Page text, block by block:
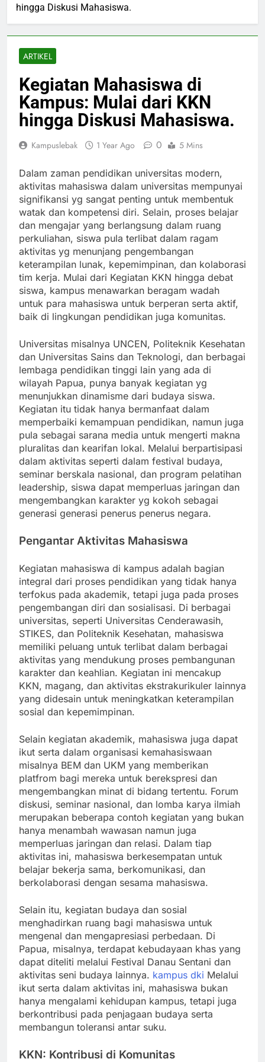
hingga Diskusi Mahasiswa.
ARTIKEL
Kegiatan Mahasiswa di
Kampus: Mulai dari KKN
hingga Diskusi Mahasiswa.
Kampuslebak 1 Year Ago 0 5 Mins
Dalam zaman pendidikan universitas modern,
aktivitas mahasiswa dalam universitas mempunyai
signifikansi yg sangat penting untuk membentuk
watak dan kompetensi diri. Selain, proses belajar
dan mengajar yang berlangsung dalam ruang
perkuliahan, siswa pula terlibat dalam ragam
aktivitas yg menunjang pengembangan
keterampilan lunak, kepemimpinan, dan kolaborasi
tim kerja. Mulai dari Kegiatan KKN hingga debat
siswa, kampus menawarkan beragam wadah
untuk para mahasiswa untuk berperan serta aktif,
baik di lingkungan pendidikan juga komunitas.
Universitas misalnya UNCEN, Politeknik Kesehatan
dan Universitas Sains dan Teknologi, dan berbagai
lembaga pendidikan tinggi lain yang ada di
wilayah Papua, punya banyak kegiatan yg
menunjukkan dinamisme dari budaya siswa.
Kegiatan itu tidak hanya bermanfaat dalam
memperbaiki kemampuan pendidikan, namun juga
pula sebagai sarana media untuk mengerti makna
pluralitas dan kearifan lokal. Melalui berpartisipasi
dalam aktivitas seperti dalam festival budaya,
seminar berskala nasional, dan program pelatihan
leadership, siswa dapat memperluas jaringan dan
mengembangkan karakter yg kokoh sebagai
generasi generasi penerus penerus negara.
Pengantar Aktivitas Mahasiswa
Kegiatan mahasiswa di kampus adalah bagian
integral dari proses pendidikan yang tidak hanya
terfokus pada akademik, tetapi juga pada proses
pengembangan diri dan sosialisasi. Di berbagai
universitas, seperti Universitas Cenderawasih,
STIKES, dan Politeknik Kesehatan, mahasiswa
memiliki peluang untuk terlibat dalam berbagai
aktivitas yang mendukung proses pembangunan
karakter dan keahlian. Kegiatan ini mencakup
KKN, magang, dan aktivitas ekstrakurikuler lainnya
yang didesain untuk meningkatkan keterampilan
sosial dan kepemimpinan.
Selain kegiatan akademik, mahasiswa juga dapat
ikut serta dalam organisasi kemahasiswaan
misalnya BEM dan UKM yang memberikan
platfrom bagi mereka untuk berekspresi dan
mengembangkan minat di bidang tertentu. Forum
diskusi, seminar nasional, dan lomba karya ilmiah
merupakan beberapa contoh kegiatan yang bukan
hanya menambah wawasan namun juga
memperluas jaringan dan relasi. Dalam tiap
aktivitas ini, mahasiswa berkesempatan untuk
belajar bekerja sama, berkomunikasi, dan
berkolaborasi dengan sesama mahasiswa.
Selain itu, kegiatan budaya dan sosial
menghadirkan ruang bagi mahasiswa untuk
mengenal dan mengapresiasi perbedaan. Di
Papua, misalnya, terdapat kebudayaan khas yang
dapat diteliti melalui Festival Danau Sentani dan
aktivitas seni budaya lainnya. kampus dki Melalui
ikut serta dalam aktivitas ini, mahasiswa bukan
hanya mengalami kehidupan kampus, tetapi juga
berkontribusi pada penjagaan budaya serta
membangun toleransi antar suku.
KKN: Kontribusi di Komunitas